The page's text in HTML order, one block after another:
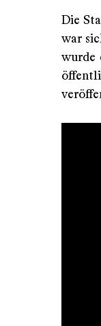
Die
war
wurde